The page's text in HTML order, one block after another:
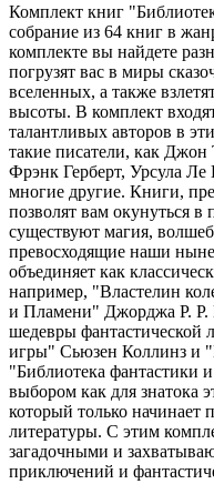
Комплект книг
собрание из 64 книг в
комплекте вы найдете
погрузят вас в миры
вселенных, а также
высоты. В комплект
талантливых авторов в
такие писатели, как
Фрэнк Герберт, Урсула
многие другие. Книги,
позволят вам окунуться в
существуют магия,
превосходящие наши
объединяет как
например, "Властелин
и Пламени" Джорджа Р. Р.
шедевры фантастической
игры" Сьюзен Коллинз и
"Библиотека фантастики
выбором как для знатока
который только начинает
литературы. С этим
загадочными и
приключений и